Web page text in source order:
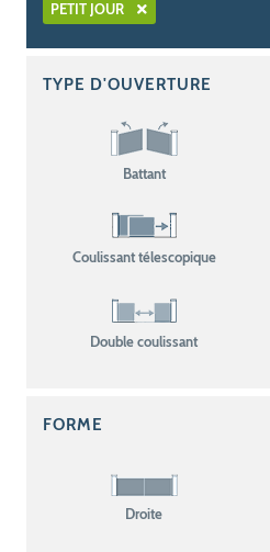
PETIT JOUR
TYPE D'OUVERTURE
Battant
Coulissant télescopique
Double coulissant
FORME
Droite